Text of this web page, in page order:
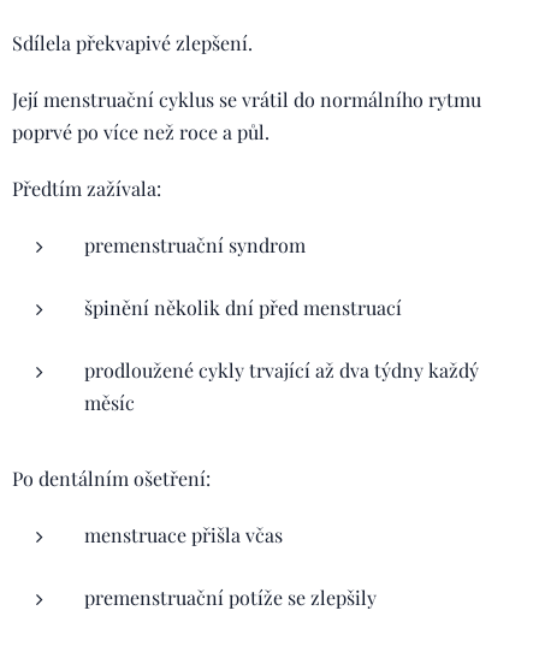
Sdílela překvapivé zlepšení.
Její menstruační cyklus se vrátil do normálního rytmu
poprvé po více než roce a půl.
Předtím zažívala:
premenstruační syndrom
špinění několik dní před menstruací
prodloužené cykly trvající až dva týdny každý
měsíc
Po dentálním ošetření:
menstruace přišla včas
premenstruační potíže se zlepšily